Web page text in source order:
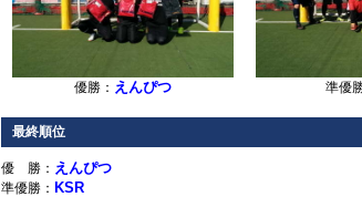
優勝： えんぴつ 準優
最終順位
優 勝： えんぴつ
準優勝： KSR